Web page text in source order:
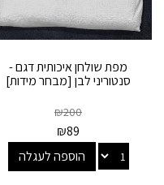
מפת שולחן איכותית דגם -
סנטוריני לבן [מבחר מידות]
₪200
₪89
הוספה לעגלה